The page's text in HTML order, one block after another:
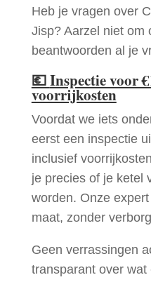
Heb je vragen over
Jisp? Aarzel niet om
beantwoorden al je
💶Inspectie voor
voorrijkosten
Voordat we iets
eerst een inspectie
inclusief
je precies of je ketel
worden. Onze
maat, zonder
Geen verrassingen
transparant over